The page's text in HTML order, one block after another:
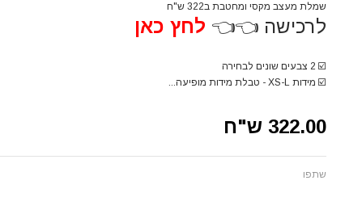
שמלת מעצב מקסי ומחטבת ב322 ש"ח
לרכישה 👈👈 לחץ כאן
☑️
☑️ מידות XS-L - טבלת מידות מופיעה...
322.00 ש"ח
שתפו